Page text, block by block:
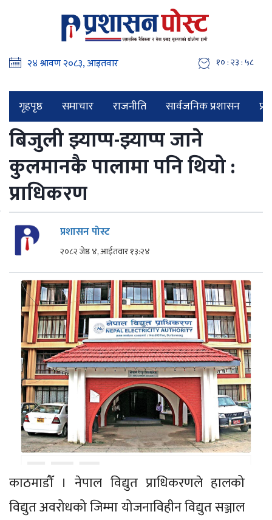
१० : २३ : ५९
गृहपृष्ठ समाचार राजनीति सार्वजनिक प्रशासन
बिजुली झ्याप्प-झ्याप्प जाने
कुलमानकै पालामा पनि थियो :
प्राधिकरण
प्रशासन पोस्ट
२०८२ जेष्ठ ४, आईतवार १३:२४
काठमाडौँ । नेपाल विद्युत प्राधिकरणले हालको
विद्युत अवरोधको जिम्मा योजनाविहीन विद्युत सञ्जाल